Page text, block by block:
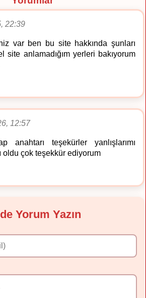
22:39
var ben bu site hakkında şunları
site anlamadığım yerleri bakıyorum
12:57
teşekürler yanlışlarımı
oldu çok teşekkür ediyorum
Yorum Yazın